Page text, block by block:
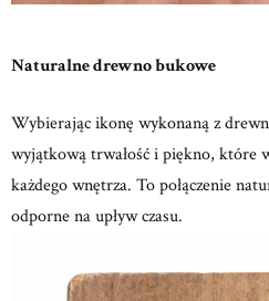
Naturalne drewno bukowe
Wybierając ikonę wykonaną z
wyjątkową trwałość i piękno, które
każdego wnętrza. To połączenie
odporne na upływ czasu.